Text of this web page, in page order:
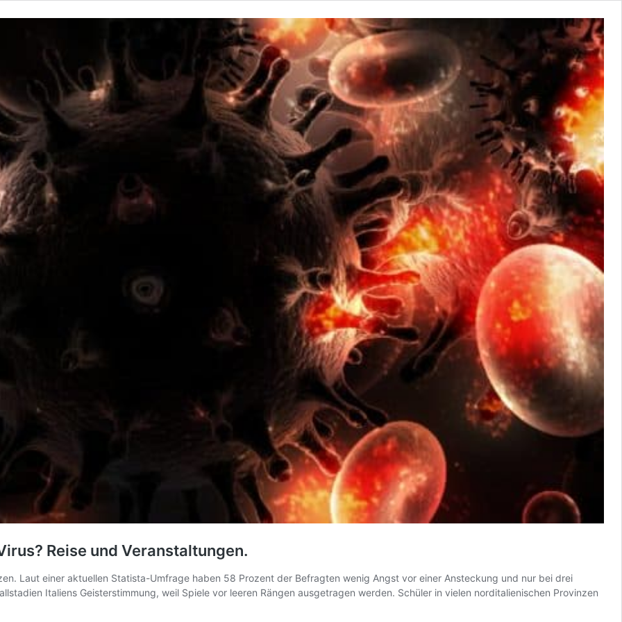
Reise und Veranstaltungen.
Laut einer aktuellen Statista-Umfrage haben 58 Prozent der Befragten wenig Angst vor einer Ansteckung und nur bei drei
Italiens Geisterstimmung, weil Spiele vor leeren Rängen ausgetragen werden. Schüler in vielen norditalienischen Provinzen